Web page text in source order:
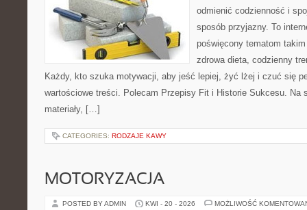
odmienić codzienność i
sposób przyjazny. To
poświęcony tematom
zdrowa dieta, codzienny
Każdy, kto szuka motywacji, aby jeść lepiej, żyć lżej i czuć się
wartościowe treści. Polecam Przepisy Fit i Historie Sukcesu. Na
materiały, […]
CATEGORIES: RODZAJE KAWY
MOTORYZACJA
POSTED BY ADMIN KWI - 20 - 2026 MOŻLIWOŚĆ